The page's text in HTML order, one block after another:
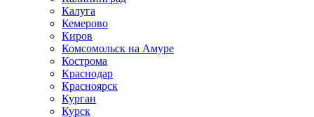
Калуга
Кемерово
Киров
Комсомольск на Амуре
Кострома
Краснодар
Красноярск
Курган
Курск